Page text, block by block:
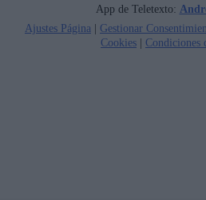
App de Teletexto:
Ajustes Página | Gestionar
Cookies | Condiciones